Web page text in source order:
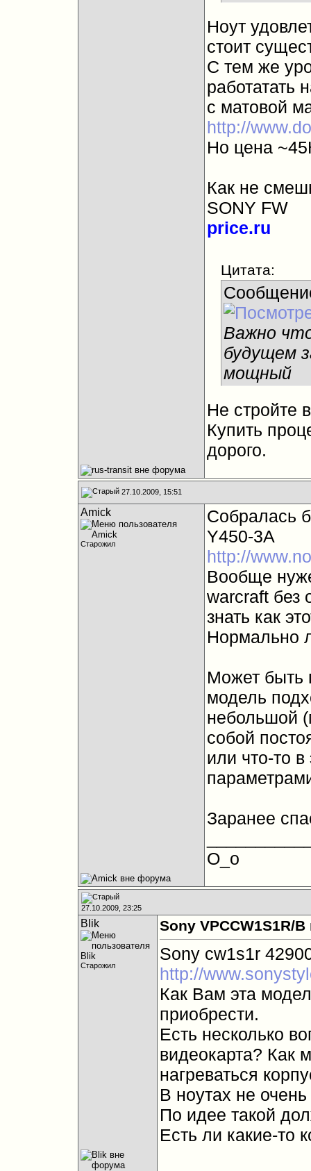
Ноут
стоит
С тем же
работатать
с матовой
http://
Но цена
Как не
SONY FW
price.ru
Цитата:
Важно
будущем
мощный
Не стройте
Купить
дорого.
27.10.2009, 15:51
Amick
Старожил
Собралась
Y450-3A
http://
Вообще
warcraft без
знать как
Нормально
Может быть
модель
небольшой
собой
или что-то
Заранее
О_о
27.10.2009, 23:25
Blik
Старожил
Sony VPCCW1S1R/
Sony cw1s1r
http://
Как Вам эта
приобрести.
Есть несколько
видеокарта? Как
нагреваться
В ноутах не
По идее такой
Есть ли какие-то